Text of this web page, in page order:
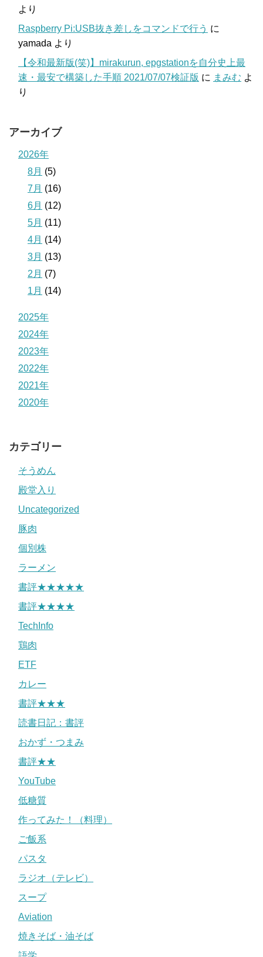
より
Raspberry Pi:USB抜き差しをコマンドで行う に
yamada より
【令和最新版(笑)】mirakurun, epgstationを自分史上最
速・最安で構築した手順 2021/07/07検証版 に まみむ よ
り
アーカイブ
2026年
8月 (5)
7月 (16)
6月 (12)
5月 (11)
4月 (14)
3月 (13)
2月 (7)
1月 (14)
2025年
2024年
2023年
2022年
2021年
2020年
カテゴリー
そうめん
殿堂入り
Uncategorized
豚肉
個別株
ラーメン
書評★★★★★
書評★★★★
TechInfo
鶏肉
ETF
カレー
書評★★★
読書日記：書評
おかず・つまみ
書評★★
YouTube
低糖質
作ってみた！（料理）
ご飯系
パスタ
ラジオ（テレビ）
スープ
Aviation
焼きそば・油そば